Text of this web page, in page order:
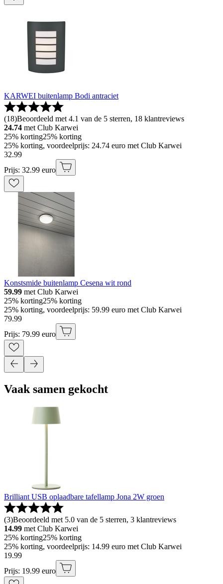
KARWEI buitenlamp Bodi antraciet
(18)Beoordeeld met 4.1 van de 5 sterren, 18 klantreviews
24.74 met Club Karwei
25% korting25% korting
25% korting, voordeelprijs: 24.74 euro met Club Karwei
32.99
Prijs: 32.99 euro
Konstsmide buitenlamp Cesena wit rond
59.99 met Club Karwei
25% korting25% korting
25% korting, voordeelprijs: 59.99 euro met Club Karwei
79.99
Prijs: 79.99 euro
Vaak samen gekocht
Brilliant USB oplaadbare tafellamp Jona 2W groen
(3)Beoordeeld met 5.0 van de 5 sterren, 3 klantreviews
14.99 met Club Karwei
25% korting25% korting
25% korting, voordeelprijs: 14.99 euro met Club Karwei
19.99
Prijs: 19.99 euro